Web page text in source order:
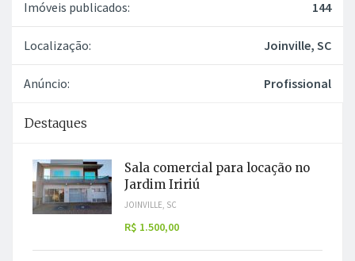
Imóveis publicados: 144
Localização: Joinville, SC
Anúncio: Profissional
Destaques
Sala comercial para locação no
Jardim Iririú
JOINVILLE, SC
R$ 1.500,00